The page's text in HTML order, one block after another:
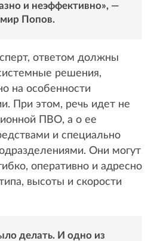
и неэффективно», —
Попов.
ответом должны
решения,
на особенности
При этом, речь идет не
ПВО, а о ее
и специально
Они могут
оперативно и адресно
высоты и скорости
делать. И одно из